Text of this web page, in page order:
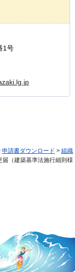
1号
申請書ダウンロード > 組織
届（建築基準法施行細則様